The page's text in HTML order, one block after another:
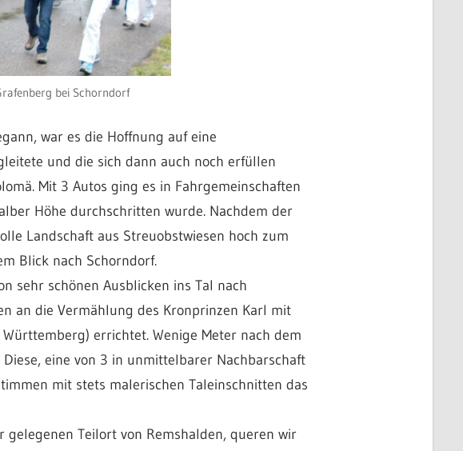
bei Schorndorf
war es die Hoffnung auf eine
und die sich dann auch noch erfüllen
Mit 3 Autos ging es in Fahrgemeinschaften
Höhe durchschritten wurde. Nachdem der
Landschaft aus Streuobstwiesen hoch zum
Blick nach Schorndorf.
sehr schönen Ausblicken ins Tal nach
an die Vermählung des Kronprinzen Karl mit
errichtet. Wenige Meter nach dem
eine von 3 in unmittelbarer Nachbarschaft
mit stets malerischen Taleinschnitten das
Teilort von Remshalden, queren wir